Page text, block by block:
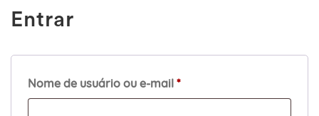
Entrar
Nome de usuário ou e-mail *Obrigatório